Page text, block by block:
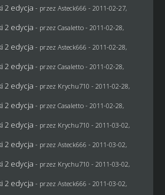
2 edycja - przez Asteck666 - 2011-02-27,
2 edycja - przez Casaletto- 2011-02-28,
2 edycja - przez Asteck666 - 2011-02-28,
2 edycja - przez Casaletto- 2011-02-28,
2 edycja - przez Krychu710 - 2011-02-28,
2 edycja - przez Casaletto- 2011-02-28,
2 edycja - przez Krychu710 - 2011-03-02,
2 edycja - przez Asteck666 - 2011-03-02,
2 edycja - przez Krychu710 - 2011-03-02,
2 edycja - przez Asteck666 - 2011-03-02,